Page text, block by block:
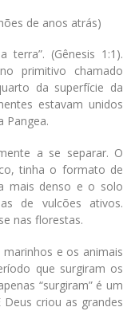
de anos atrás)
(Gênesis 1:1).
primitivo chamado
da superfície da
estavam unidos
Pangea.
a se separar. O
tinha o formato de
mais denso e o solo
de vulcões ativos.
nas florestas.
e os animais
que surgiram os
“surgiram” é um
Deus criou as grandes